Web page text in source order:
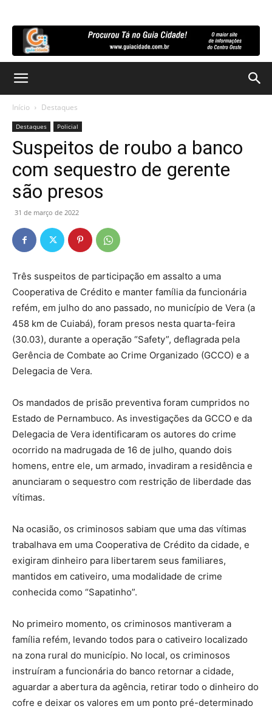
Início Destaques
Destaques Policial
Suspeitos de roubo a banco
com sequestro de gerente
são presos
31 de março de 2022
Três suspeitos de participação em assalto a uma
Cooperativa de Crédito e manter família da funcionária
refém, em julho do ano passado, no município de Vera (a
458 km de Cuiabá), foram presos nesta quarta-feira
(30.03), durante a operação “Safety”, deflagrada pela
Gerência de Combate ao Crime Organizado (GCCO) e a
Delegacia de Vera.
Os mandados de prisão preventiva foram cumpridos no
Estado de Pernambuco. As investigações da GCCO e da
Delegacia de Vera identificaram os autores do crime
ocorrido na madrugada de 16 de julho, quando dois
homens, entre ele, um armado, invadiram a residência e
anunciaram o sequestro com restrição de liberdade das
vítimas.
Na ocasião, os criminosos sabiam que uma das vítimas
trabalhava em uma Cooperativa de Crédito da cidade, e
exigiram dinheiro para libertarem seus familiares,
mantidos em cativeiro, uma modalidade de crime
conhecida como “Sapatinho”.
No primeiro momento, os criminosos mantiveram a
família refém, levando todos para o cativeiro localizado
na zona rural do município. No local, os criminosos
instruíram a funcionária do banco retornar a cidade,
aguardar a abertura da agência, retirar todo o dinheiro do
cofre e deixar os valores em um ponto pré-determinado